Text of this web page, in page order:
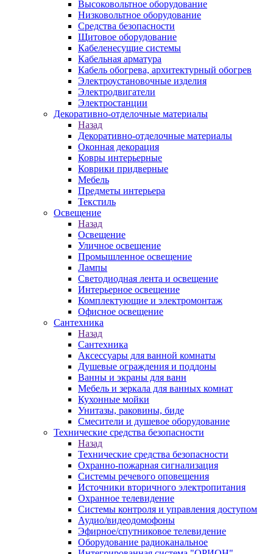
Высоковольтное оборудование
Низковольтное оборудование
Средства безопасности
Щитовое оборудование
Кабеленесущие системы
Кабельная арматура
Кабель обогрева, архитектурный обогрев
Электроустановочные изделия
Электродвигатели
Электростанции
Декоративно-отделочные материалы
Назад
Декоративно-отделочные материалы
Оконная декорация
Ковры интерьерные
Коврики придверные
Мебель
Предметы интерьера
Текстиль
Освещение
Назад
Освещение
Уличное освещение
Промышленное освещение
Лампы
Светодиодная лента и освещение
Интерьерное освещение
Комплектующие и электромонтаж
Офисное освещение
Сантехника
Назад
Сантехника
Аксессуары для ванной комнаты
Душевые ограждения и поддоны
Ванны и экраны для ванн
Мебель и зеркала для ванных комнат
Кухонные мойки
Унитазы, раковины, биде
Смесители и душевое оборудование
Технические средства безопасности
Назад
Технические средства безопасности
Охранно-пожарная сигнализация
Системы речевого оповещения
Источники вторичного электропитания
Охранное телевидение
Системы контроля и управления доступом
Аудио/видеодомофоны
Эфирное/спутниковое телевидение
Оборудование радиоканальное